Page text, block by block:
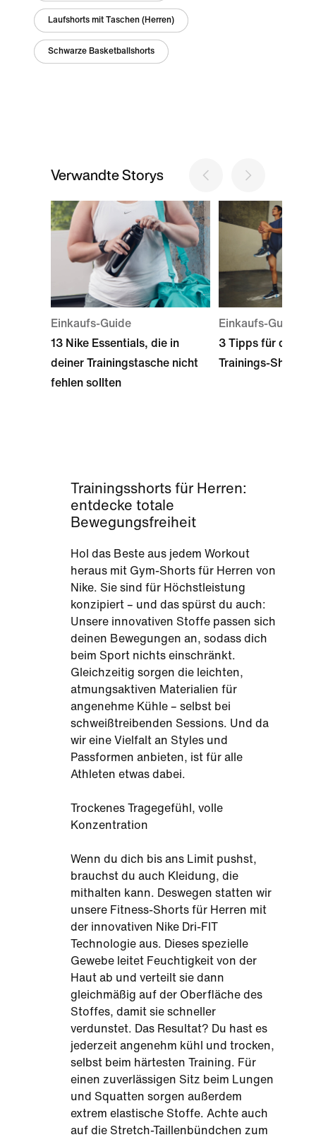
Laufshorts mit Taschen (Herren)
Schwarze Basketballshorts
Verwandte Storys
Einkaufs-Guide
13 Nike Essentials, die in
deiner Trainingstasche nicht
fehlen sollten
Einkaufs-Guide
3 Tipps für den
Trainings-Shorts
Trainingsshorts für Herren:
entdecke totale
Bewegungsfreiheit
Hol das Beste aus jedem Workout
heraus mit Gym-Shorts für Herren von
Nike. Sie sind für Höchstleistung
konzipiert – und das spürst du auch:
Unsere innovativen Stoffe passen sich
deinen Bewegungen an, sodass dich
beim Sport nichts einschränkt.
Gleichzeitig sorgen die leichten,
atmungsaktiven Materialien für
angenehme Kühle – selbst bei
schweißtreibenden Sessions. Und da
wir eine Vielfalt an Styles und
Passformen anbieten, ist für alle
Athleten etwas dabei.
Trockenes Tragegefühl, volle
Konzentration
Wenn du dich bis ans Limit pushst,
brauchst du auch Kleidung, die
mithalten kann. Deswegen statten wir
unsere Fitness-Shorts für Herren mit
der innovativen Nike Dri-FIT
Technologie aus. Dieses spezielle
Gewebe leitet Feuchtigkeit von der
Haut ab und verteilt sie dann
gleichmäßig auf der Oberfläche des
Stoffes, damit sie schneller
verdunstet. Das Resultat? Du hast es
jederzeit angenehm kühl und trocken,
selbst beim härtesten Training. Für
einen zuverlässigen Sitz beim Lungen
und Squatten sorgen außerdem
extrem elastische Stoffe. Achte auch
auf die Stretch-Taillenbündchen zum